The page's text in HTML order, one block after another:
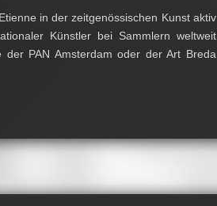
in der zeitgenössischen Kunst aktiv
Künstler bei Sammlern weltweit
PAN Amsterdam oder der Art Breda